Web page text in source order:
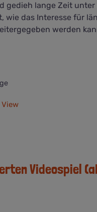
gedieh lange Zeit
wie das Interesse für
werden
View
Videospiel